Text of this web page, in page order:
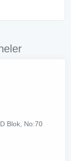
Blok, No:70